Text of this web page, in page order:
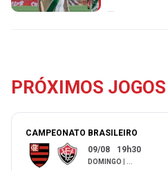
PRÓXIMOS JOGOS
CAMPEONATO BRASILEIRO
09/08 19h30
DOMINGO